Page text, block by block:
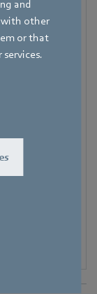
and
with other
or that